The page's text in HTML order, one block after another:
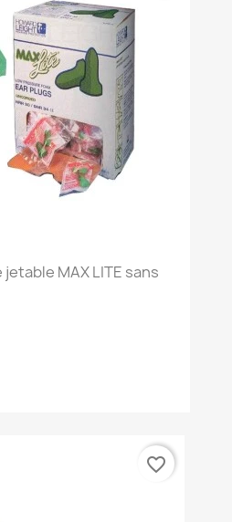
MAX LITE sans
favorite_border